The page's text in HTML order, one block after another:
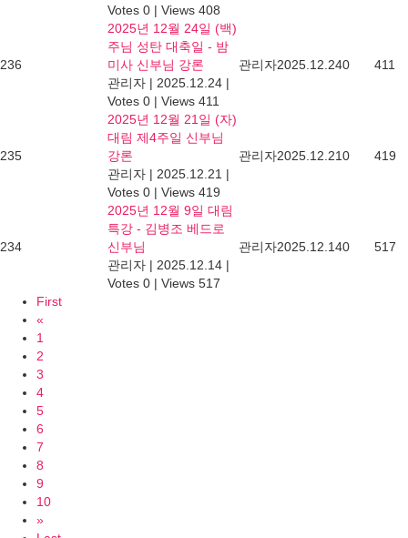
Votes 0 | Views 408
236
2025년 12월 24일 (백)
주님 성탄 대축일 - 밤
미사 신부님 강론
관리자 | 2025.12.24 |
Votes 0 | Views 411
관리자2025.12.240 411
235
2025년 12월 21일 (자)
대림 제4주일 신부님
강론
관리자 | 2025.12.21 |
Votes 0 | Views 419
관리자2025.12.210 419
234
2025년 12월 9일 대림
특강 - 김병조 베드로
신부님
관리자 | 2025.12.14 |
Votes 0 | Views 517
관리자2025.12.140 517
First
«
1
2
3
4
5
6
7
8
9
10
»